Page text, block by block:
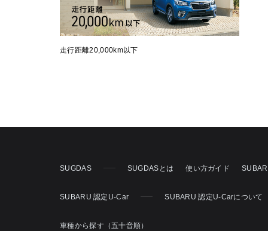
走行距離20,000km以下
SUGDAS SUGDASとは 使い方ガイド
SUBARU 認定U-Car SUBARU 認定U-Carについて
車種から探す（五十音順）